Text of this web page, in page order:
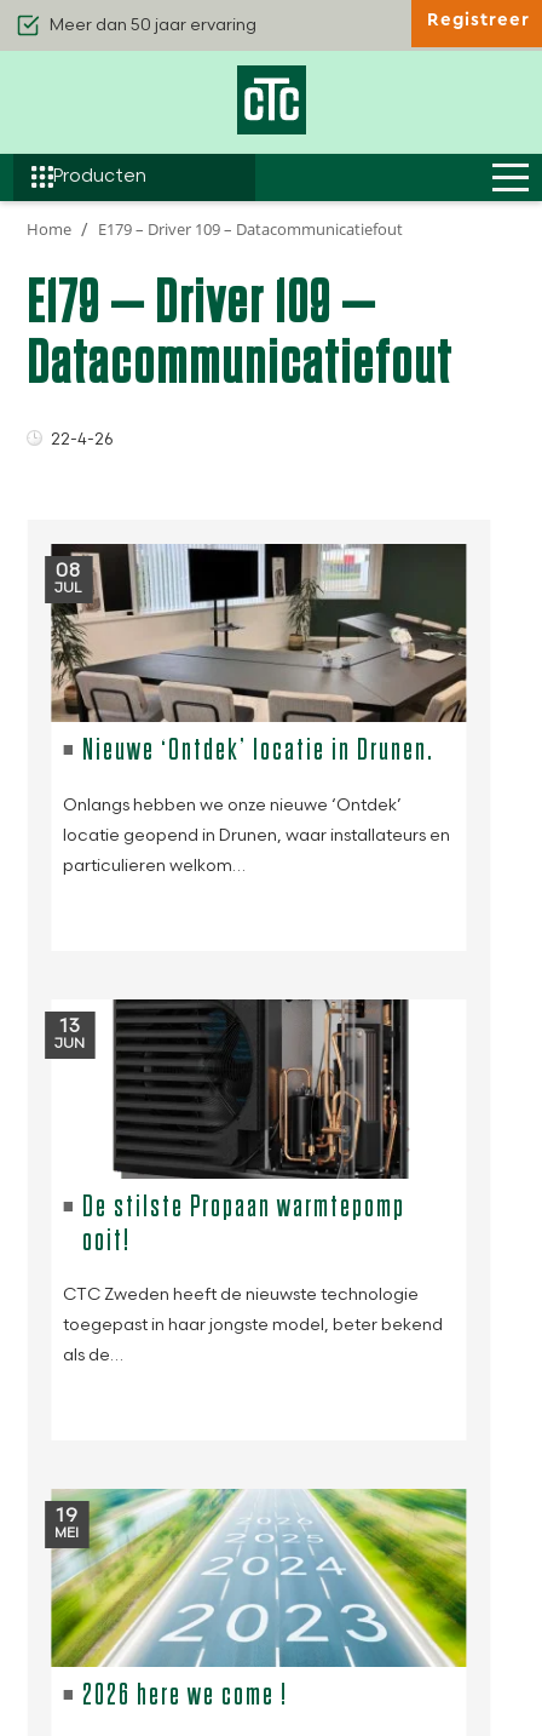
Kwaliteit & Comfort
Efficiëntie
Producten
Registreer
Home E179 – Driver 109 – Datacommunicatiefout
E179 – Driver 109 –
Datacommunicatiefout
22-4-26
08
JUL
Nieuwe ‘Ontdek’ locatie in Drunen.
Onlangs hebben we onze nieuwe ‘Ontdek’
locatie geopend in Drunen, waar installateurs en
particulieren welkom…
13
JUN
De stilste Propaan warmtepomp
ooit!
CTC Zweden heeft de nieuwste technologie
toegepast in haar jongste model, beter bekend
als de…
19
MEI
2026 here we come !